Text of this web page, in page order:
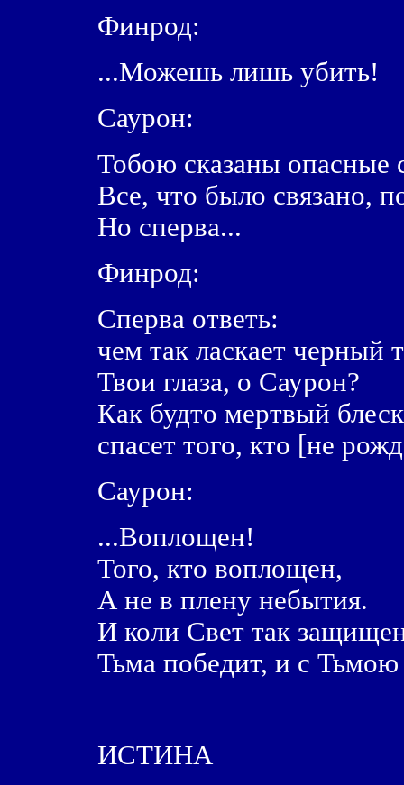
Финрод:
...Можешь лишь убить!
Саурон:
Тобою сказаны опасные
Все, что было связано,
Hо сперва...
Финрод:
Сперва ответь:
чем так ласкает черный
Твои глаза, о Саурон?
Как будто мертвый
спасет того, кто [не
Саурон:
...Воплощен!
Того, кто воплощен,
А не в плену небытия.
И коли Свет так
Тьма победит, и с
ИСТИНА